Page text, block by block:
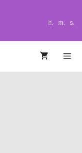
h. m. s.